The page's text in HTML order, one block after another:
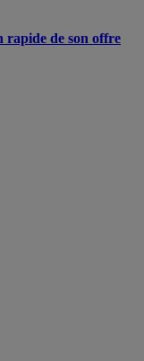
rapide de son offre